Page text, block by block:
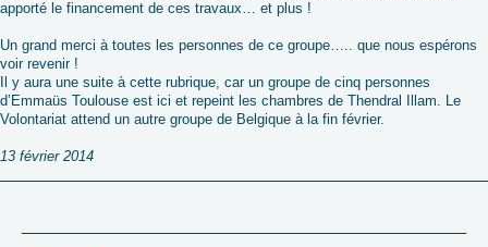
apporté le financement de ces travaux… et plus !
Un grand merci à toutes les personnes de ce groupe….. que nous espérons
voir revenir !
Il y aura une suite à cette rubrique, car un groupe de cinq personnes
d’Emmaüs Toulouse est ici et repeint les chambres de Thendral Illam. Le
Volontariat attend un autre groupe de Belgique à la fin février.
13 février 2014